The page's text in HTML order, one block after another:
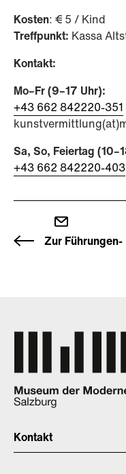
Kosten: € 5 / Kind
Treffpunkt: Kassa
Kontakt:
Mo–Fr (9–17 Uhr):
+43 662 842220-351
Sa, So, Feiertag
+43 662 842220-403
Zur
Kontakt